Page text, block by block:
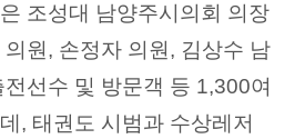
조성대 남양주시의회 의장
원 , 손정자 의원 , 김상수 남
전선수 및 방문객 등 1,300여
, 태권도 시범과 수상레저